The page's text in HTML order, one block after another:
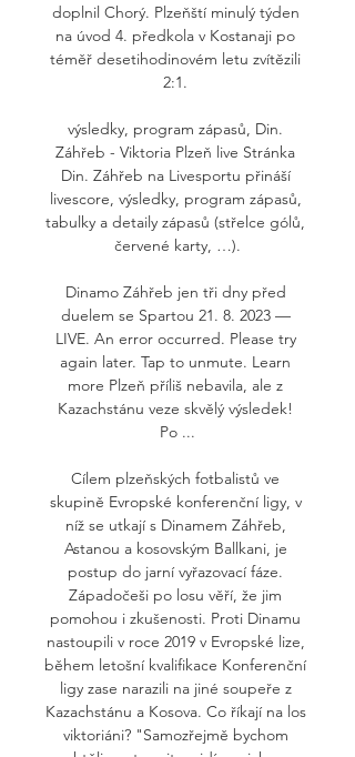
doplnil Chorý. Plzeňští minulý týden
na úvod 4. předkola v Kostanaji po
téměř desetihodinovém letu zvítězili
2:1.
výsledky, program zápasů, Din.
Záhřeb - Viktoria Plzeň live Stránka
Din. Záhřeb na Livesportu přináší
livescore, výsledky, program zápasů,
tabulky a detaily zápasů (střelce gólů,
červené karty, …).
Dinamo Záhřeb jen tři dny před
duelem se Spartou 21. 8. 2023 —
LIVE. An error occurred. Please try
again later. Tap to unmute. Learn
more Plzeň příliš nebavila, ale z
Kazachstánu veze skvělý výsledek!
Po ...
Cílem plzeňských fotbalistů ve
skupině Evropské konferenční ligy, v
níž se utkají s Dinamem Záhřeb,
Astanou a kosovským Ballkani, je
postup do jarní vyřazovací fáze.
Západočeši po losu věří, že jim
pomohou i zkušenosti. Proti Dinamu
nastoupili v roce 2019 v Evropské lize,
během letošní kvalifikace Konferenční
ligy zase narazili na jiné soupeře z
Kazachstánu a Kosova. Co říkají na los
viktoriáni? "Samozřejmě bychom